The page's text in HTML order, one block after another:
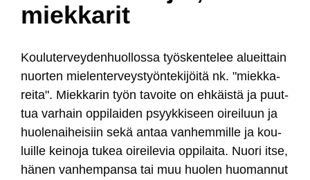
miekkarit
Kou­lu­ter­vey­den­huol­los­sa työs­ken­te­lee alueit­tain
nuor­ten mie­len­ter­veys­työn­te­ki­jöi­tä nk. "miek­ka­
rei­ta". Miek­ka­rin työn ta­voi­te on eh­käis­tä ja puut­
tua var­hain op­pi­lai­den psyyk­ki­seen oi­rei­luun ja
huo­le­nai­hei­siin se­kä an­taa van­hem­mil­le ja kou­
luil­le kei­no­ja tu­kea oi­rei­le­via op­pi­lai­ta. Nuo­ri it­se,
hä­nen van­hem­pan­sa tai muu huo­len huo­man­nut